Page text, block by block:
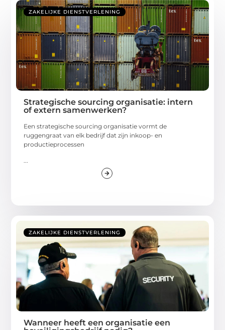
ZAKELIJKE DIENSTVERLENING
Strategische sourcing organisatie: intern
of extern samenwerken?
Een strategische sourcing organisatie vormt de
ruggengraat van elk bedrijf dat zijn inkoop- en
productieprocessen
...
ZAKELIJKE DIENSTVERLENING
Wanneer heeft een organisatie een